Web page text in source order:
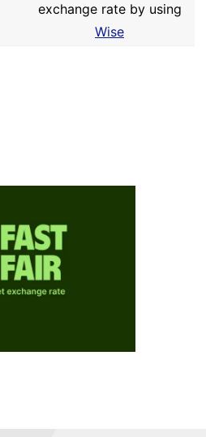
exchange rate by using
Wise